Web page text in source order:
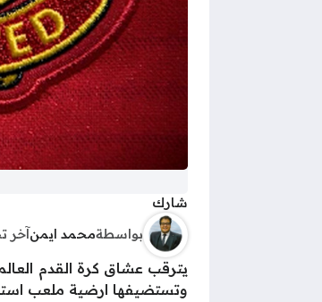
شارك
بواسطةمحمد ايمن آخر
يترقب عشاق كرة القدم
وتستضيفها ارضية ملعب